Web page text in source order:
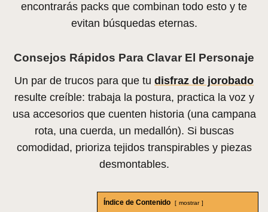
encontrarás packs que combinan todo esto y te
evitan búsquedas eternas.
Consejos Rápidos Para Clavar El Personaje
Un par de trucos para que tu disfraz de jorobado
resulte creíble: trabaja la postura, practica la voz y
usa accesorios que cuenten historia (una campana
rota, una cuerda, un medallón). Si buscas
comodidad, prioriza tejidos transpirables y piezas
desmontables.
Índice de Contenido mostrar